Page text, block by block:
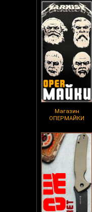
Магазин
ОПЕРМАЙКИ